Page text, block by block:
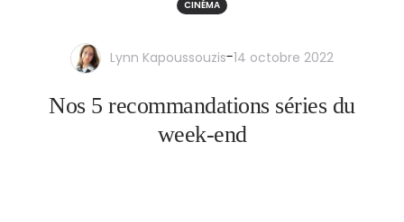
CINÉMA
Lynn Kapoussouzis-14 octobre 2022
Nos 5 recommandations séries du
week-end